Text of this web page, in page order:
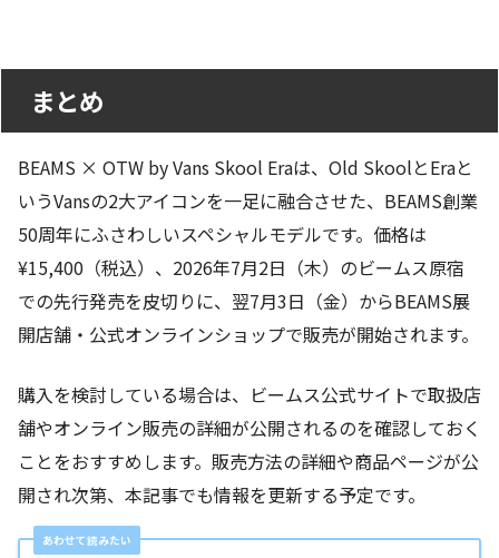
まとめ
BEAMS × OTW by Vans Skool Eraは、Old SkoolとEraと
いうVansの2大アイコンを一足に融合させた、BEAMS創業
50周年にふさわしいスペシャルモデルです。価格は
¥15,400（税込）、2026年7月2日（木）のビームス原宿
での先行発売を皮切りに、翌7月3日（金）からBEAMS展
開店舗・公式オンラインショップで販売が開始されます。
購入を検討している場合は、ビームス公式サイトで取扱店
舗やオンライン販売の詳細が公開されるのを確認しておく
ことをおすすめします。販売方法の詳細や商品ページが公
開され次第、本記事でも情報を更新する予定です。